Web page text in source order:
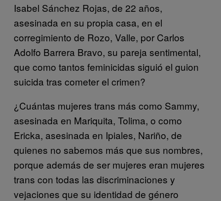
Isabel Sánchez Rojas, de 22 años,
asesinada en su propia casa, en el
corregimiento de Rozo, Valle, por Carlos
Adolfo Barrera Bravo, su pareja sentimental,
que como tantos feminicidas siguió el guion
suicida tras cometer el crimen?
¿Cuántas mujeres trans más como Sammy,
asesinada en Mariquita, Tolima, o como
Ericka, asesinada en Ipiales, Nariño, de
quienes no sabemos más que sus nombres,
porque además de ser mujeres eran mujeres
trans con todas las discriminaciones y
vejaciones que su identidad de género